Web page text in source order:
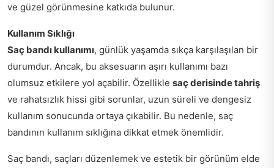
ve güzel görünmesine katkıda bulunur.
Kullanım Sıklığı
Saç bandı kullanımı, günlük yaşamda sıkça karşılaşılan bir
durumdur. Ancak, bu aksesuarın aşırı kullanımı bazı
olumsuz etkilere yol açabilir. Özellikle saç derisinde tahriş
ve rahatsızlık hissi gibi sorunlar, uzun süreli ve dengesiz
kullanım sonucunda ortaya çıkabilir. Bu nedenle, saç
bandının kullanım sıklığına dikkat etmek önemlidir.
Saç bandı, saçları düzenlemek ve estetik bir görünüm elde